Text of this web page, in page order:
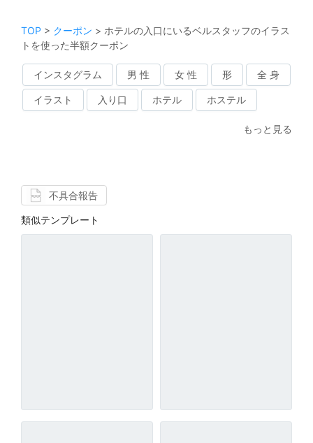
TOP > クーポン > ホテルの入口にいるベルスタッフのイラス
トを使った半額クーポン
インスタグラム 男 性 女 性 形 全 身
イラスト 入り口 ホテル ホステル
もっと見る
不具合報告
類似テンプレート